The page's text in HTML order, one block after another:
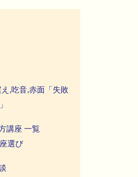
,吃音,赤面「失敗
講座 一覧
選び